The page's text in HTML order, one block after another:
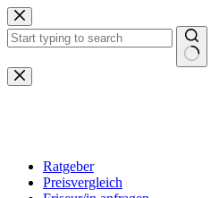
Zum
Inhalt
springen
Keine
Ergebnisse
Ratgeber
Preisvergleich